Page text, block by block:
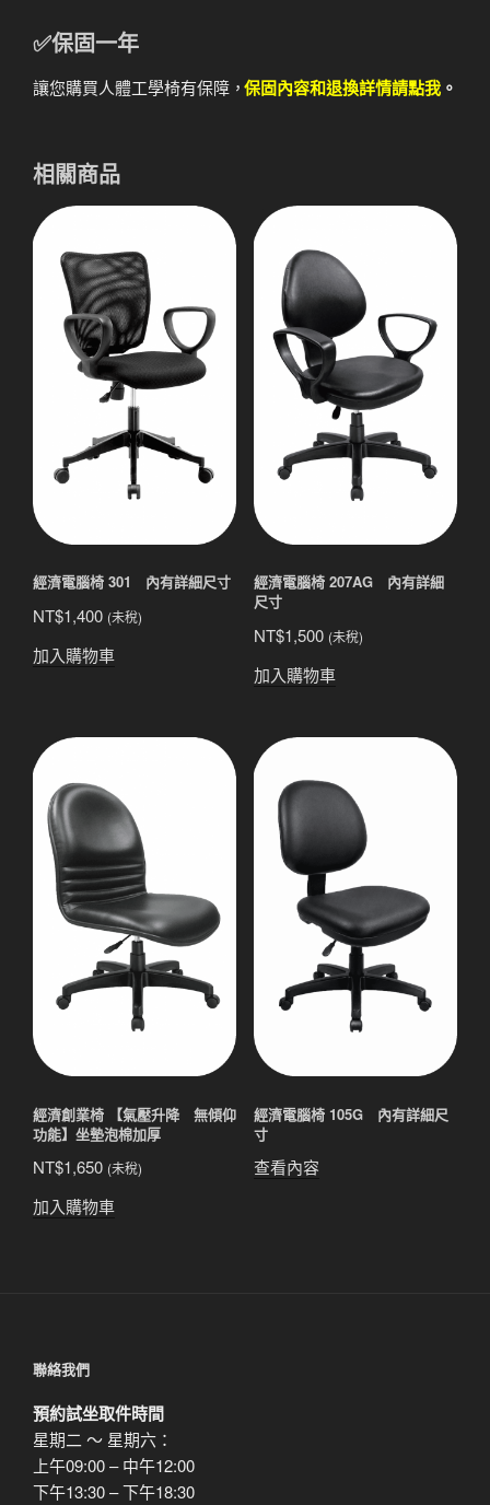
✅保固一年
讓您購買人體工學椅有保障，保固內容和退換詳情請點我 。
相關商品
經濟電腦椅 301 內有詳細尺寸
NT$1,400 (未稅)
加入購物車
經濟電腦椅 207AG 內有詳細
尺寸
NT$1,500 (未稅)
加入購物車
經濟創業椅 【氣壓升降 無傾仰
功能】坐墊泡棉加厚
NT$1,650 (未稅)
加入購物車
經濟電腦椅 105G 內有詳細尺
寸
查看內容
聯絡我們
預約試坐取件時間
星期二 ～ 星期六：
上午09:00 – 中午12:00
下午13:30 – 下午18:30